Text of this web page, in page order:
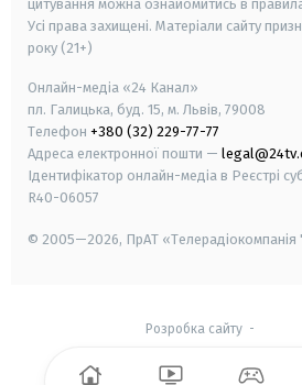
цитування можна ознайомитись в
Усі права захищені. Матеріали сайту
року (21+)
Онлайн-медіа «24 Канал»
пл. Галицька, буд. 15, м. Львів, 79008
Телефон +380 (32) 229-77-77
Адреса електронної пошти —
Ідентифікатор онлайн-медіа в Реєстрі
R40-06057
© 2005—2026, ПрАТ
Розробка сайту-